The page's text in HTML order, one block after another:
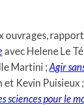
ouvrages,
avec Helene Le
Martini ; Agir
et Kevin Puisieux
sciences pour le